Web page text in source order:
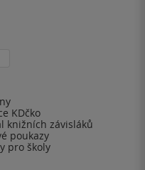
KDčko
knižních závisláků
poukazy
pro školy